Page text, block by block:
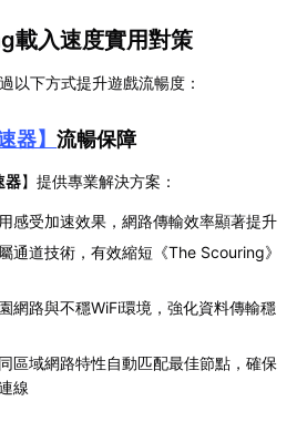
載入速度實用對策
以下方式提升遊戲流暢度：
器】 流暢保障
器】提供專業解決方案：
感受加速效果，網路傳輸效率顯著提升
通道技術，有效縮短《The Scouring》
網路與不穩WiFi環境，強化資料傳輸穩
區域網路特性自動匹配最佳節點，確保
線